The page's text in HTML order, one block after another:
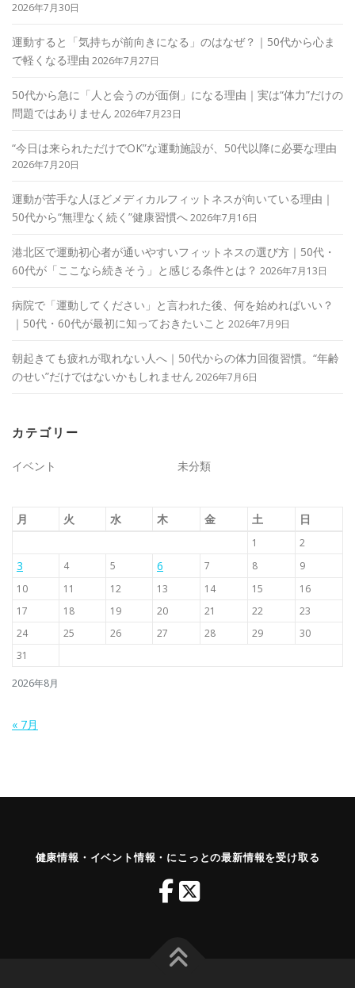
2026年7月30日
運動すると「気持ちが前向きになる」のはなぜ？｜50代から心ま
で軽くなる理由 2026年7月27日
50代から急に「人と会うのが面倒」になる理由｜実は“体力”だけの
問題ではありません 2026年7月23日
“今日は来られただけでOK”な運動施設が、50代以降に必要な理由
2026年7月20日
運動が苦手な人ほどメディカルフィットネスが向いている理由｜
50代から“無理なく続く”健康習慣へ2026年7月16日
港北区で運動初心者が通いやすいフィットネスの選び方｜50代・
60代が「ここなら続きそう」と感じる条件とは？ 2026年7月13日
病院で「運動してください」と言われた後、何を始めればいい？
｜50代・60代が最初に知っておきたいこと 2026年7月9日
朝起きても疲れが取れない人へ｜50代からの体力回復習慣。“年齢
のせい”だけではないかもしれません 2026年7月6日
カテゴリー
イベント 未分類
2026年8月
月 火 水 木 金 土 日
1 2
3 4 5 6 7 8
9
10
11 12 13 14 15
16
17
18 19 20 21 22
23
24
25 26 27 28 29
30
31
« 7月
健康情報・イベント情報・にこっとの最新情報を受け取る